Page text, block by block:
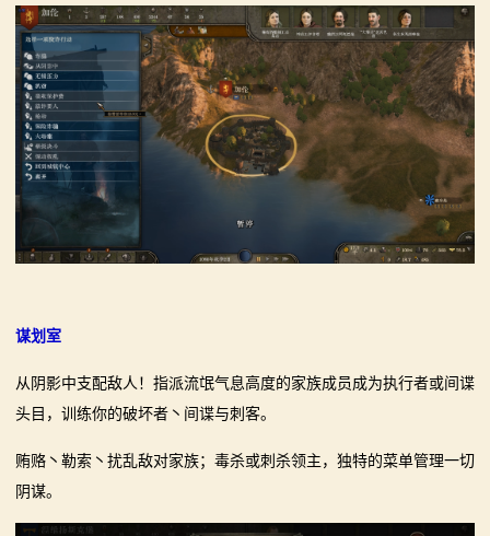
谋划室
从阴影中支配敌人！指派流氓气息高度的家族成员成为执行者或间谍
头目，训练你的破坏者丶间谍与刺客。
贿赂丶勒索丶扰乱敌对家族；毒杀或刺杀领主，独特的菜单管理一切
阴谋。